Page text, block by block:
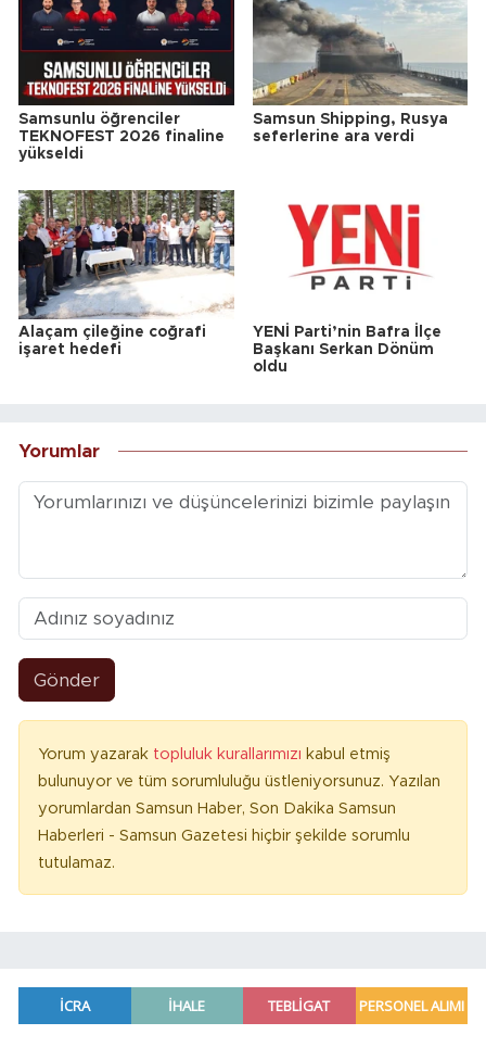
Samsunlu öğrenciler
TEKNOFEST 2026 finaline
yükseldi
Samsun Shipping, Rusya
seferlerine ara verdi
Alaçam çileğine coğrafi
işaret hedefi
YENİ Parti’nin Bafra İlçe
Başkanı Serkan Dönüm
oldu
Yorumlar
Gönder
Yorum yazarak topluluk kurallarımızı kabul etmiş
bulunuyor ve tüm sorumluluğu üstleniyorsunuz. Yazılan
yorumlardan Samsun Haber, Son Dakika Samsun
Haberleri - Samsun Gazetesi hiçbir şekilde sorumlu
tutulamaz.